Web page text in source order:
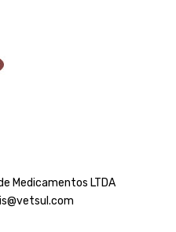
Medicamentos LTDA